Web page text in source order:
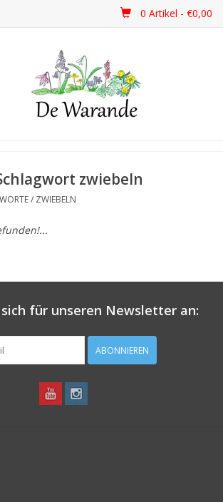
0 Artikel - €0,00
zwiebeln
/ ZWIEBELN
für unseren Newsletter an:
ABONNIEREN